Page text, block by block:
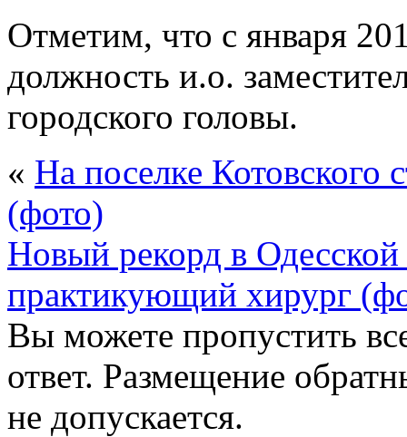
Отметим, что с января
должность и.о.
городского головы.
« На поселке Котовского
(фото)
Новый рекорд в
практикующий хирург
Вы можете пропустить
ответ. Размещение
не допускается.